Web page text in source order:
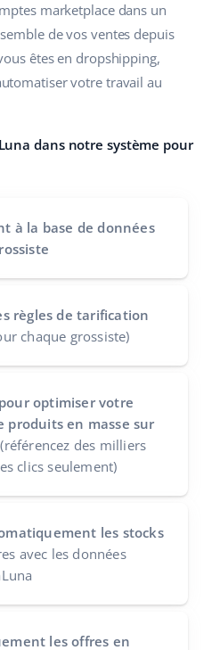
marketplace dans un
de vos ventes depuis
êtes en dropshipping,
votre travail au
dans notre système pour
à la base de données
règles de tarification
chaque grossiste)
pour optimiser votre
produits en masse sur
(référencez des milliers
clics seulement)
les stocks
avec les données
les offres en